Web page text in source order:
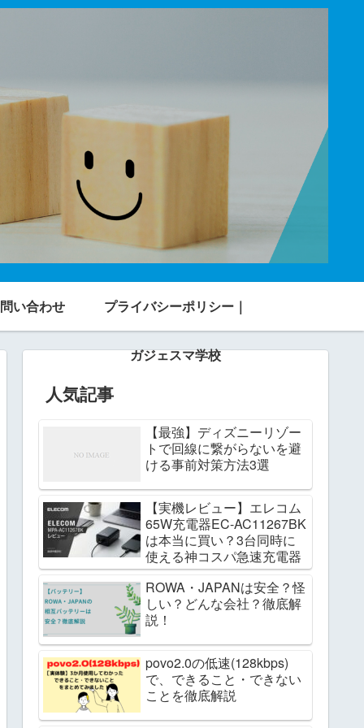
問い合わせ プライバシーポリシー｜
ガジェスマ学校
人気記事
【最強】ディズニーリゾー
トで回線に繋がらないを避
ける事前対策方法3選
【実機レビュー】エレコム
65W充電器EC-AC11267BK
は本当に買い？3台同時に
使える神コスパ急速充電器
ROWA・JAPANは安全？怪
しい？どんな会社？徹底解
説！
povo2.0の低速(128kbps)
で、できること・できない
ことを徹底解説